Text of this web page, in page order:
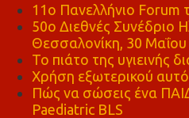
11ο Πανελλήνιο Forum
50ο Διεθνές Συνέδριο
Θεσσαλονίκη, 30 Μαΐου
Το πιάτο της υγιεινής
Χρήση εξωτερικού
Πώς να σώσεις ένα
Paediatric BLS